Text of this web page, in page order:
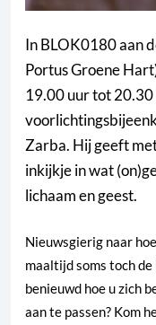
In BLOK0180 aan
Portus Groene
19.00 uur tot 20.30
Zarba. Hij geeft
inkijkje in wat
lichaam en geest.
Nieuwsgierig naar
maaltijd soms toch
benieuwd hoe u zich
aan te passen? Kom